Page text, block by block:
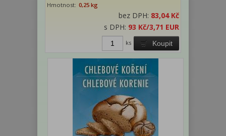
Hmotnost: 0,25 kg
bez DPH: 83,04 Kč
s DPH: 93 Kč/3,71 EUR
Koupit
ks